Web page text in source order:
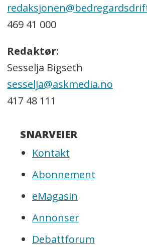
469 41 000
Redaktør:
Sesselja Bigseth
sesselja@askmedia.no
417 48 111
SNARVEIER
Kontakt
Abonnement
eMagasin
Annonser
Debattforum